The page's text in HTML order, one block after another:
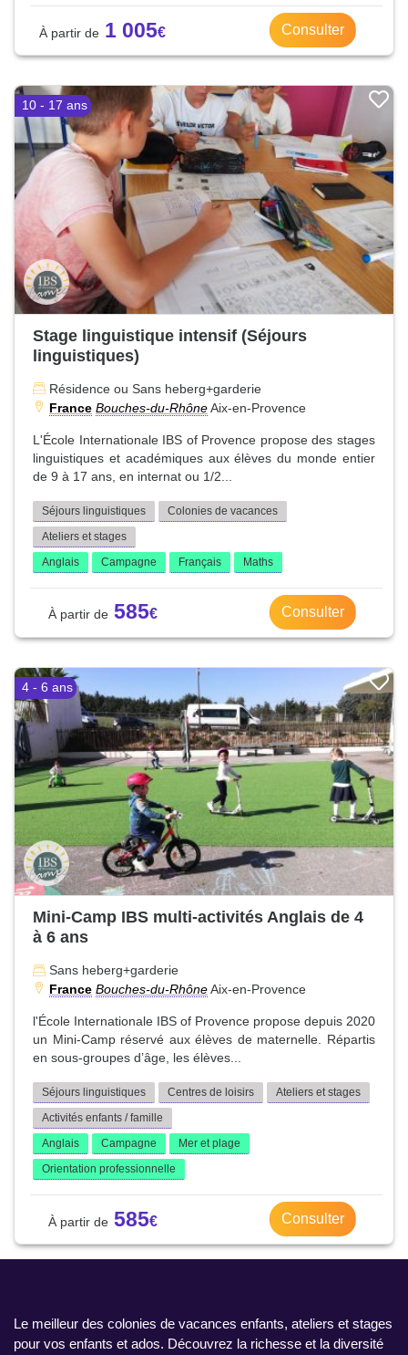
1 005 Consulter
10 - 17 ans
Stage linguistique intensif (Séjours
linguistiques)
Résidence ou Sans heberg+garderie
France Bouches-du-RhôneAix-en-Provence
L'École Internationale IBS of Provence propose des stages
linguistiques et académiques aux élèves du monde entier
de 9 à 17 ans, en internat ou 1/2...
Séjours linguistiques
Colonies de vacances
Ateliers et stages
Anglais
Campagne Français Maths
585 Consulter
4 - 6 ans
Mini-Camp IBS multi-activités Anglais de 4
à 6 ans
Sans heberg+garderie
France Bouches-du-RhôneAix-en-Provence
l'École Internationale IBS of Provence propose depuis 2020
un Mini-Camp réservé aux élèves de maternelle. Répartis
en sous-groupes d’âge, les élèves...
Séjours linguistiques Centres de loisirs
Ateliers et stages
Activités enfants / famille
Anglais
Campagne
Mer et plage
Orientation professionnelle
585 Consulter
Le meilleur des colonies de vacances enfants, ateliers et stages
pour vos enfants et ados. Découvrez la richesse et la diversité